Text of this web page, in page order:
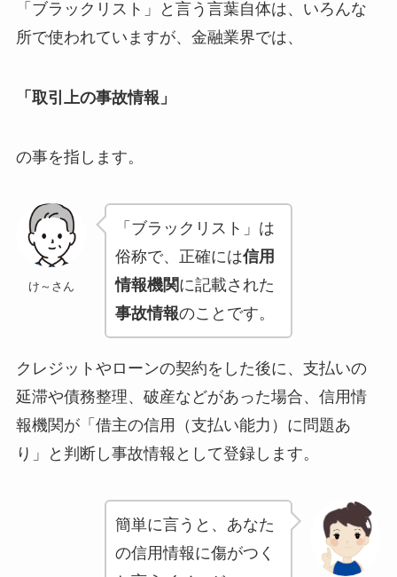
「ブラックリスト」と言う言葉自体は、いろんな
所で使われていますが、金融業界では、
「取引上の事故情報」
の事を指します。
け～さん
「ブラックリスト」は
俗称で、正確には信用
情報機関に記載された
事故情報のことです。
クレジットやローンの契約をした後に、支払いの
延滞や債務整理、破産などがあった場合、信用情
報機関が「借主の信用（支払い能力）に問題あ
り」と判断し事故情報として登録します。
簡単に言うと、あなた
の信用情報に傷がつく